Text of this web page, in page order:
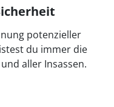
potenzieller
du immer die
aller Insassen.